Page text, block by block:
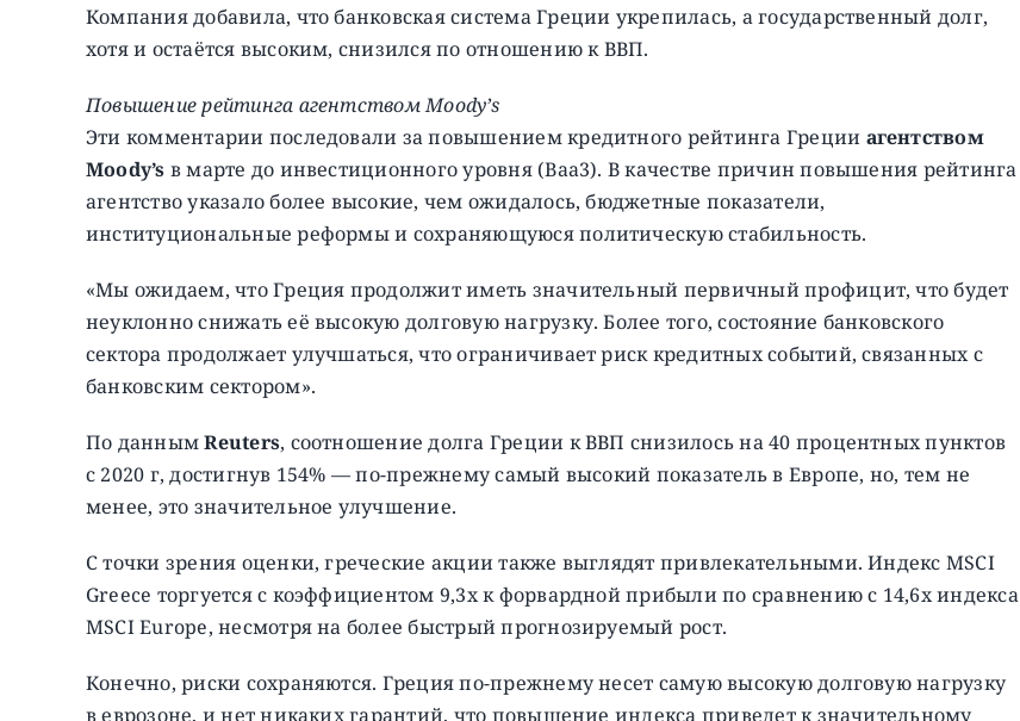
Компания добавила, что банковская система Греции укрепилась, а государственный долг,
хотя и остаётся высоким, снизился по отношению к ВВП.
Повышение рейтинга агентством Moody’s
Эти комментарии последовали за повышением кредитного рейтинга Греции агентством
Moody’s в марте до инвестиционного уровня (Baa3). В качестве причин повышения рейтинга
агентство указало более высокие, чем ожидалось, бюджетные показатели,
институциональные реформы и сохраняющуюся политическую стабильность.
«Мы ожидаем, что Греция продолжит иметь значительный первичный профицит, что будет
неуклонно снижать её высокую долговую нагрузку. Более того, состояние банковского
сектора продолжает улучшаться, что ограничивает риск кредитных событий, связанных с
банковским сектором».
По даннымReuters, соотношение долга Греции к ВВП снизилось на 40 процентных пунктов
с 2020 г, достигнув 154% — по-прежнему самый высокий показатель в Европе, но, тем не
менее, это значительное улучшение.
С точки зрения оценки, греческие акции также выглядят привлекательными. Индекс MSCI
Greece торгуется с коэффициентом 9,3x к форвардной прибыли по сравнению с 14,6x индекса
MSCI Europe, несмотря на более быстрый прогнозируемый рост.
Конечно, риски сохраняются. Греция по-прежнему несет самую высокую долговую нагрузку
в еврозоне, и нет никаких гарантий, что повышение индекса приведет к значительному